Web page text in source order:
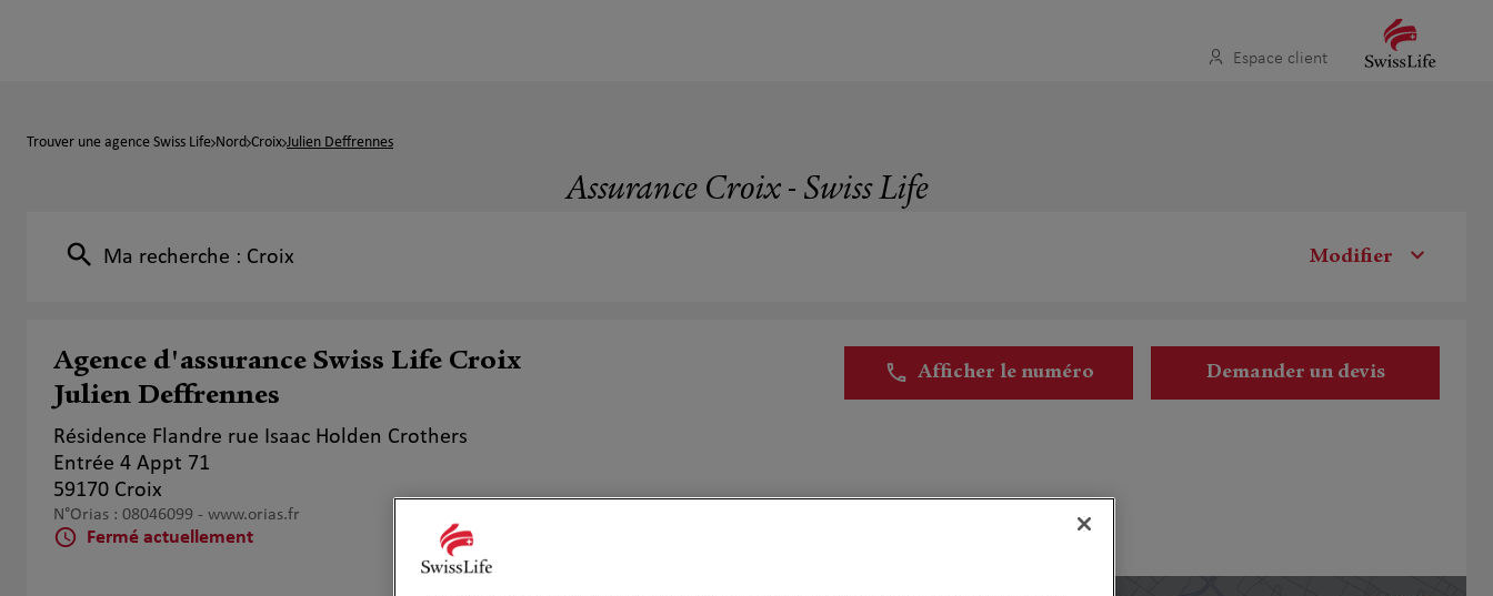
Espace client
Trouver une agence Swiss Life Nord Croix Julien Deffrennes
Assurance Croix - Swiss Life
Ma recherche : Croix Modifier
Agence d'assurance Swiss Life Croix
Julien Deffrennes
Résidence Flandre rue Isaac Holden Crothers
Entrée 4 Appt 71
59170 Croix
N°Orias : 08046099 - www.orias.fr
Fermé actuellement
Afficher le numéro Demander un devis